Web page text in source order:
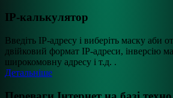
IP-калькулятор
Введіть IP-адресу і виберіть маску аби
двійковий формат IP-адреси, інверсію
широкомовну адресу і т.д. .
Детальніше